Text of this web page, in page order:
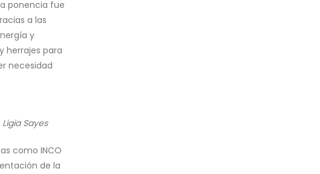
ponencia fue
a las
y
herrajes para
necesidad
Sayes
como INCO
de la